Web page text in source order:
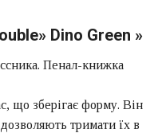
Dino Green »
що зберігає форму. Він
тримати їх в